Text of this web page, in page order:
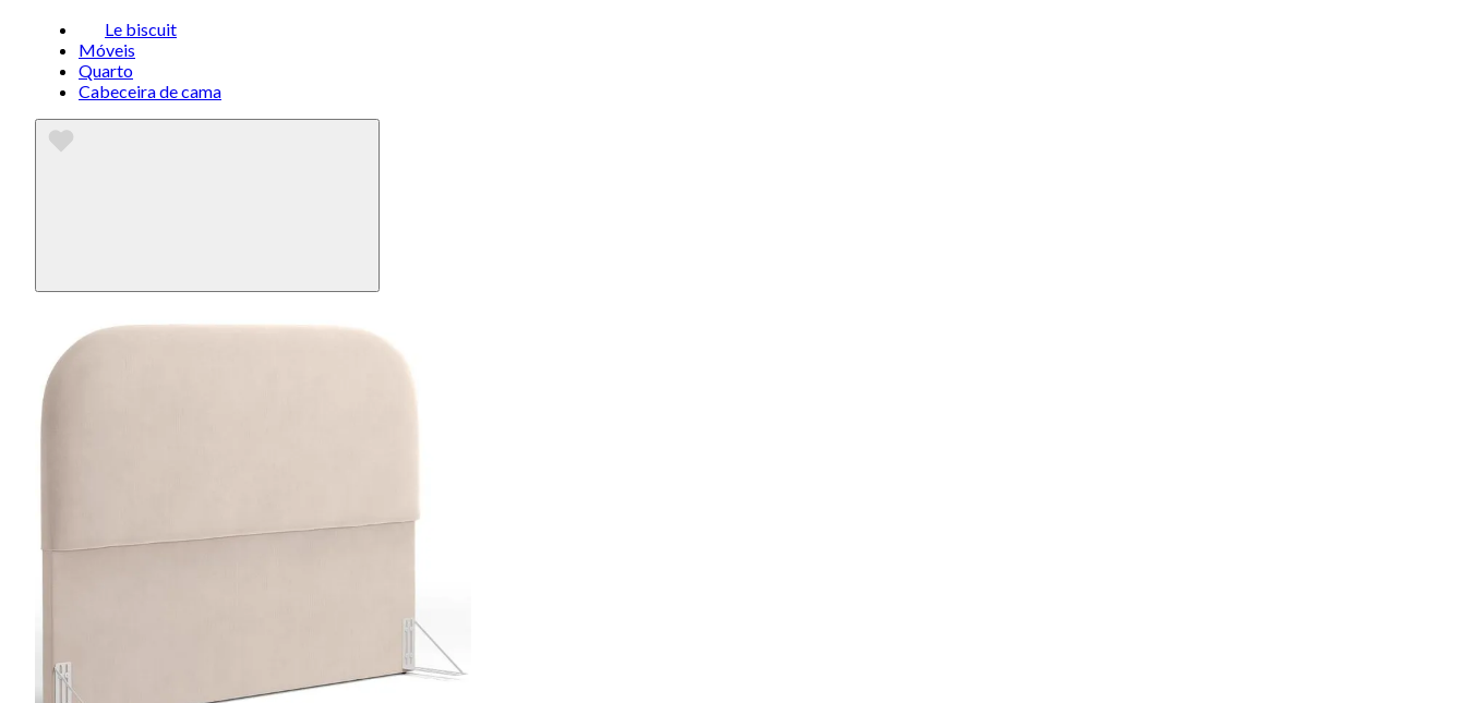
Le biscuit
Móveis
Quarto
Cabeceira de cama